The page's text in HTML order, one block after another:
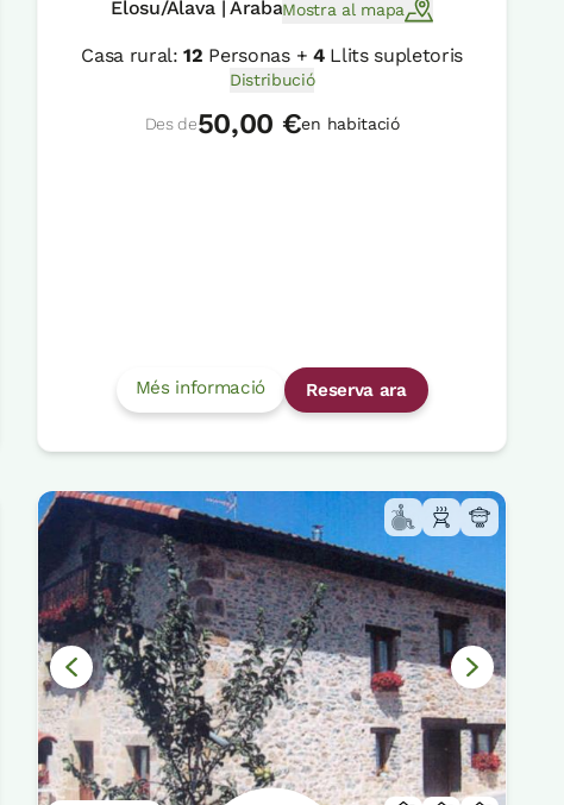
Elosu/Alava | ArabaMostra al mapa
Casa rural:12 Personas + 4Llits supletoris
Distribució
Des de50,00 €en habitació
Més informació Reserva ara